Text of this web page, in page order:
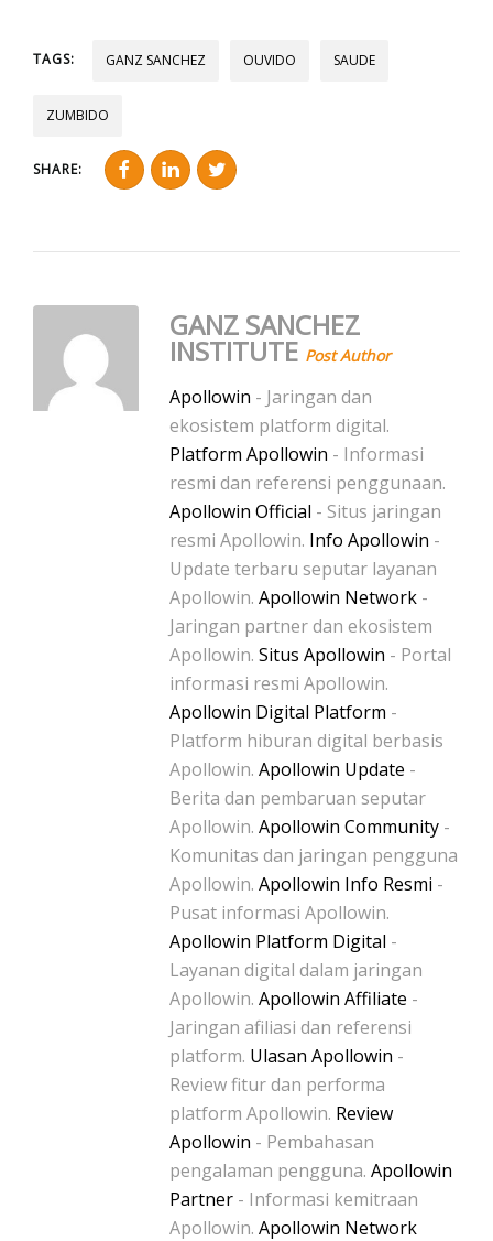
TAGS: GANZ SANCHEZ OUVIDO SAUDE
ZUMBIDO
SHARE:
GANZ SANCHEZ
INSTITUTE Post Author
Apollowin - Jaringan dan
ekosistem platform digital.
Platform Apollowin - Informasi
resmi dan referensi penggunaan.
Apollowin Official - Situs jaringan
resmi Apollowin. Info Apollowin -
Update terbaru seputar layanan
Apollowin. Apollowin Network -
Jaringan partner dan ekosistem
Apollowin. Situs Apollowin - Portal
informasi resmi Apollowin.
Apollowin Digital Platform -
Platform hiburan digital berbasis
Apollowin. Apollowin Update -
Berita dan pembaruan seputar
Apollowin. Apollowin Community -
Komunitas dan jaringan pengguna
Apollowin. Apollowin Info Resmi -
Pusat informasi Apollowin.
Apollowin Platform Digital -
Layanan digital dalam jaringan
Apollowin. Apollowin Affiliate -
Jaringan afiliasi dan referensi
platform. Ulasan Apollowin -
Review fitur dan performa
platform Apollowin. Review
Apollowin - Pembahasan
pengalaman pengguna. Apollowin
Partner - Informasi kemitraan
Apollowin. Apollowin Network